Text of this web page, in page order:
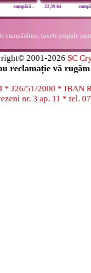
cumpără... 22,39 lei
cumpărături, taxele poștale
2001-2026 SC
reclamație vă
* J26/51/2000 * IBAN
nr. 3 ap. 11 * tel.